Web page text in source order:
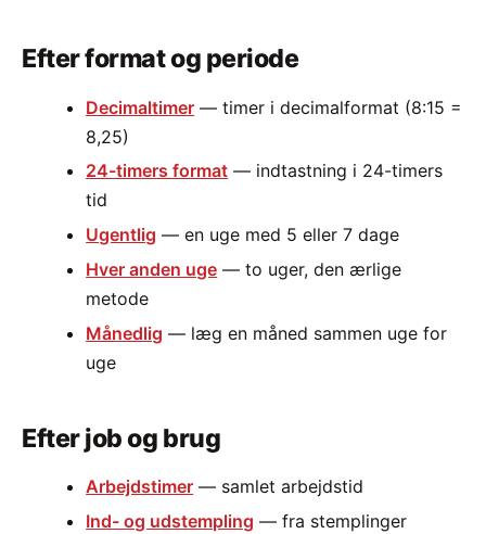
Efter format og periode
Decimaltimer — timer i decimalformat (8:15 =
8,25)
24-timers format — indtastning i 24-timers
tid
Ugentlig — en uge med 5 eller 7 dage
Hver anden uge — to uger, den ærlige
metode
Månedlig — læg en måned sammen uge for
uge
Efter job og brug
Arbejdstimer — samlet arbejdstid
Ind- og udstempling — fra stemplinger